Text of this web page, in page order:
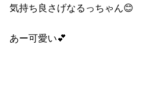
気持ち良さげなるっちゃん😊
あー可愛い💕